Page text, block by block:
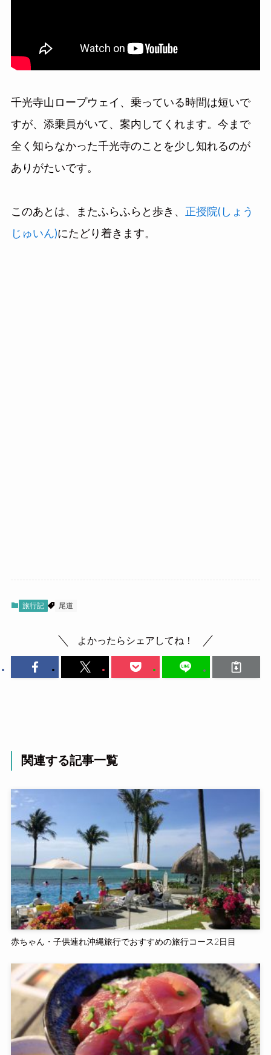
千光寺山ロープウェイ、乗っている時間は短いで
すが、添乗員がいて、案内してくれます。今まで
全く知らなかった千光寺のことを少し知れるのが
ありがたいです。
このあとは、またふらふらと歩き、
正授院(しょう
じゅいん)にたどり着きます。
旅行記 尾道
よかったらシェアしてね！
関連する記事一覧
赤ちゃん・子供連れ沖縄旅行でおすすめの旅行コース2日目